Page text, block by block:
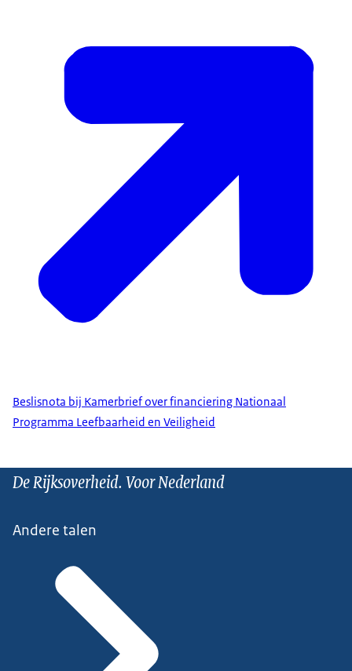
Beslisnota bij Kamerbrief over financiering Nationaal
Programma Leefbaarheid en Veiligheid
De Rijksoverheid. Voor Nederland
Andere talen